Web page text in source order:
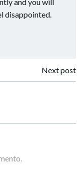
disappointed.
Next post